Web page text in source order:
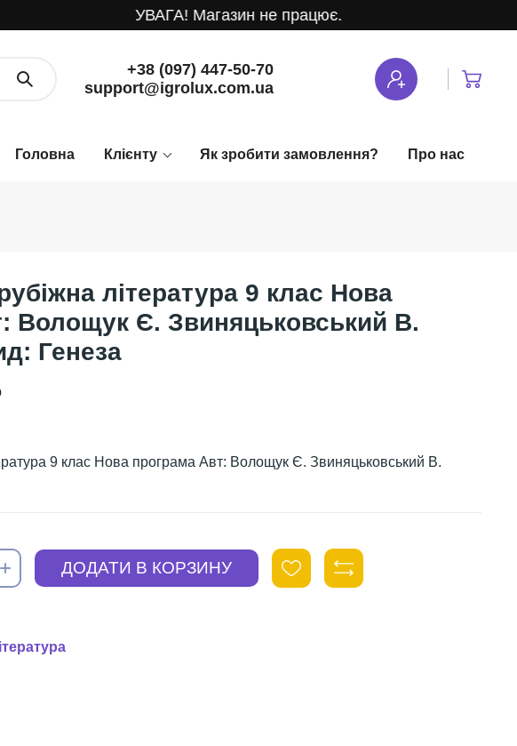
УВАГА! Магазин не працює.
+38 (097) 447-50-70
support@igrolux.com.ua
Клієнту Як зробити замовлення? Про нас
література 9 клас Нова
Волощук Є. Звиняцьковський В.
Генеза
9 клас Нова програма Авт: Волощук Є. Звиняцьковський В.